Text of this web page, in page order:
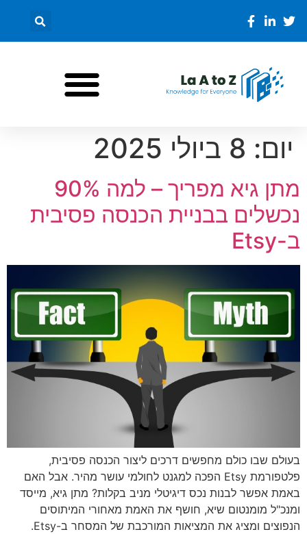
יום: 8 ביולי 2025
מתן גיא מפריך – למה 90%
נכשלים בבניית הכנסה פסיבית
ב-Etsy
בעולם שבו כולם מחפשים דרכים ליצור הכנסה פסיבית,
פלטפורמת Etsy הפכה למגנט לחולמי עושר מהיר. אבל האם
באמת אפשר לבנות נכס דיגיטלי מניב בקלות? מתן גיא, מייסד
ומנכ"ל מומנטום שיא, חושף את האמת מאחורי המיתוסים
הנפוצים ומציג את המציאות המורכבת של המסחר ב-Etsy.